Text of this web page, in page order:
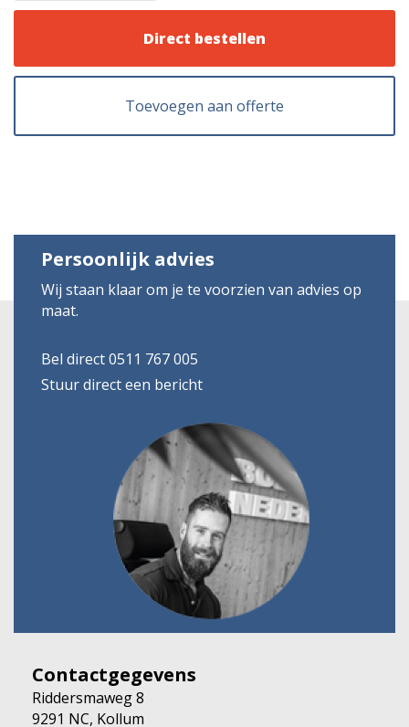
Direct bestellen
Toevoegen aan offerte
Persoonlijk advies
Wij staan klaar om je te voorzien van advies op
maat.
Bel direct 0511 767 005
Stuur direct een bericht
Contactgegevens
Riddersmaweg 8
9291 NC, Kollum